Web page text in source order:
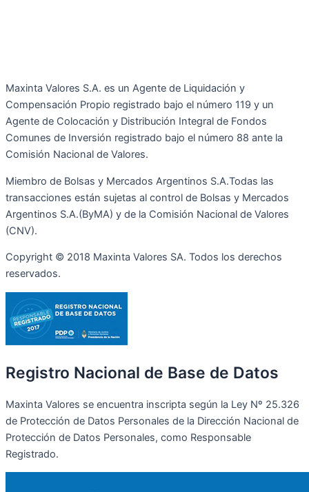
Maxinta Valores S.A. es un Agente de Liquidación y
Compensación Propio registrado bajo el número 119 y un
Agente de Colocación y Distribución Integral de Fondos
Comunes de Inversión registrado bajo el número 88 ante la
Comisión Nacional de Valores.
Miembro de Bolsas y Mercados Argentinos S.A.Todas las
transacciones están sujetas al control de Bolsas y Mercados
Argentinos S.A.(ByMA) y de la Comisión Nacional de Valores
(CNV).
Copyright © 2018 Maxinta Valores SA. Todos los derechos
reservados.
Registro Nacional de Base de Datos
Maxinta Valores se encuentra inscripta según la Ley Nº 25.326
de Protección de Datos Personales de la Dirección Nacional de
Protección de Datos Personales, como Responsable
Registrado.